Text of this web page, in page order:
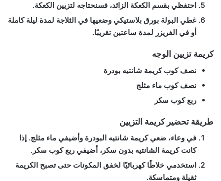
احتفظي بقسم الكعكة الزائد، فسنحتاجه لتزيين الكعكة.
غطي البولة بورق بلاستيكي وضعيها في الثلاجة لمدة ليلة كاملة
أو في الفريزر لمدة ساعتين تقريبًا.
كريمة تزيين الوجه
نصف كوب كريمة شانتيه بودرة
نصف كوب ماء مثلج
ربع كوب سكر
طريقة تحضير كريمة التزيين
في وعاء، ضعي كريمة شانتيه البودرة وأضيفي ماء مثلج. إذا
كانت كريمة الشانتيه بدون سكر، أضيفي ربع كوب سكر.
استخدمي خلاطًا كهربائيًا لخفق المكونات حتى تصبح الكريمة
ثقيلة ومتماسكة.